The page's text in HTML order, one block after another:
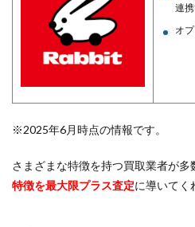
連
オ
※2025年6月時点の情報です。
さまざまな特徴を持つ買取業者が多
特徴を最大限プラス査定に導いてく